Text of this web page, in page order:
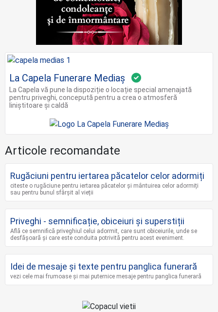
La Capela Funerare Mediaș
La Capela vă pune la dispoziție o locație special amenajată
pentru priveghi, concepută pentru a crea o atmosferă
liniștitoare și caldă
Articole recomandate
Rugăciuni pentru iertarea păcatelor celor adormiți
citeste o rugăciune pentru iertarea păcatelor și mântuirea celor adormiți
sau pentru bunul sfârșit al vieții
Priveghi - semnificație, obiceiuri și superstiții
Află ce semnifică priveghiul celui adormit, care sunt obiceiurile, unde se
desfășoară și care este conduita potrivită pentru acest eveniment.
Idei de mesaje și texte pentru panglica funerară
vezi cele mai frumoase și mai puternice mesaje pentru panglica funerară